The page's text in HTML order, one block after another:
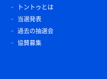
トントゥとは
当選発表
過去の抽選会
協賛募集